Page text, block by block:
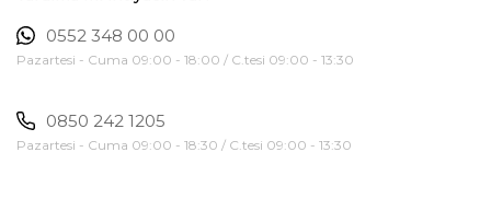
0552 348 00 00
Pazartesi - Cuma 09:00 - 18:00 / C.tesi 09:00 - 13:30
0850 242 1205
Pazartesi - Cuma 09:00 - 18:30 / C.tesi 09:00 - 13:30